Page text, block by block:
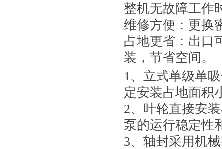
整机无故障工作
维修方便：更换
占地更省：出口
装，节省空间。
1、立式单级单
定安装占地面积
2、叶轮直接安
泵的运行稳定性
3、轴封采用机